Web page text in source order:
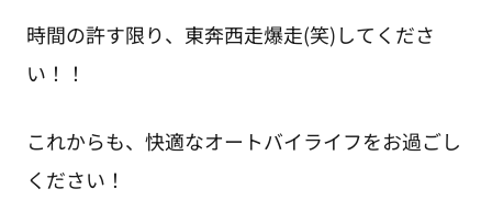
時間の許す限り、東奔西走爆走(笑)してくださ
い！！
これからも、快適なオートバイライフをお過ごし
ください！